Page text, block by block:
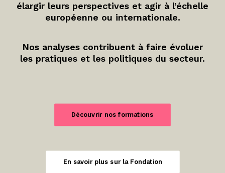
élargir leurs perspectives et agir à l’échelle
européenne ou internationale.
Nos analyses contribuent à faire évoluer
les pratiques et les politiques du secteur.
Découvrir nos formations
En savoir plus sur la Fondation